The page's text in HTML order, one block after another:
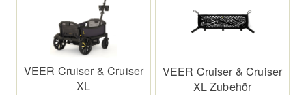
VEER Cruiser & Cruiser
XL
VEER Cruiser & Cruiser
XL Zubehör